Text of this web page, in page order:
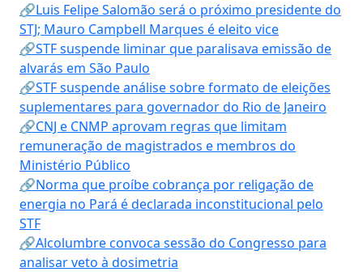
🔗Luis Felipe Salomão será o próximo presidente do
STJ; Mauro Campbell Marques é eleito vice
🔗STF suspende liminar que paralisava emissão de
alvarás em São Paulo
🔗STF suspende análise sobre formato de eleições
suplementares para governador do Rio de Janeiro
🔗CNJ e CNMP aprovam regras que limitam
remuneração de magistrados e membros do
Ministério Público
🔗Norma que proíbe cobrança por religação de
energia no Pará é declarada inconstitucional pelo
STF
🔗Alcolumbre convoca sessão do Congresso para
analisar veto à dosimetria